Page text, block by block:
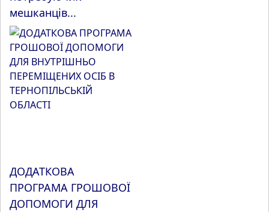
мешканців...
ДОДАТКОВА
ПРОГРАМА ГРОШОВОЇ
ДОПОМОГИ ДЛЯ